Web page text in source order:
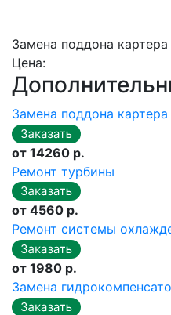
Замена поддона
Цена:
Замена поддона картера
от 14260 р.
Ремонт турбины
от 4560 р.
Ремонт системы
от 1980 р.
Замена